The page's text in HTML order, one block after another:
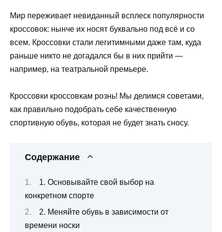
Мир переживает невиданный всплеск популярности
кроссовок: нынче их носят буквально под всё и со
всем. Кроссовки стали легитимными даже там, куда
раньше никто не догадался бы в них прийти —
например, на театральной премьере.
Кроссовки кроссовкам рознь! Мы делимся советами,
как правильно подобрать себе качественную
спортивную обувь, которая не будет знать сносу.
Содержание
1. Основывайте свой выбор на
конкретном спорте
2. Меняйте обувь в зависимости от
времени носки